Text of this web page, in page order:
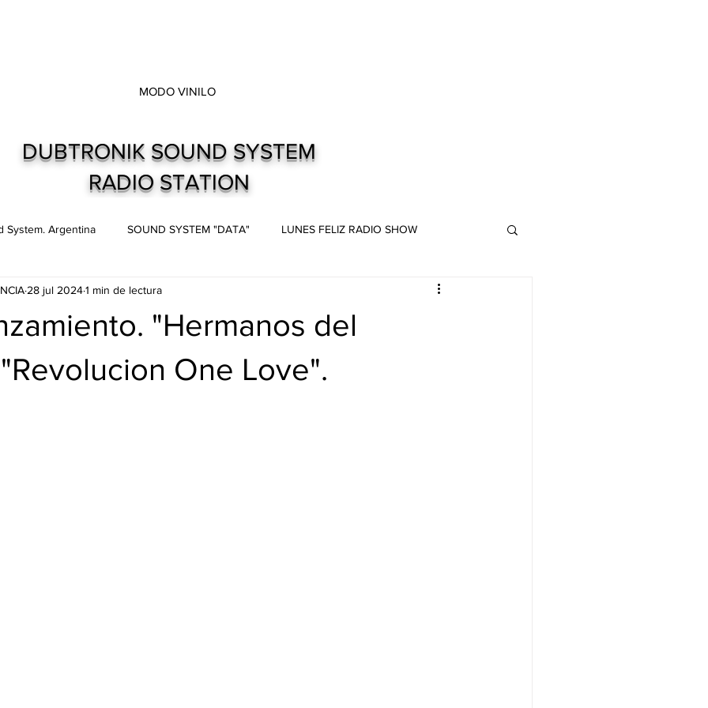
MODO VINILO
DUBTRONIK SOUND SYSTEM
RADIO STATION
System. Argentina SOUND SYSTEM "DATA" LUNES FELIZ RADIO SHOW
Live and direct. Shows. Recitales. "DUB MEETING LYRICS"
"Hermanos del
One Love".
28 jul 20241 min de lectura